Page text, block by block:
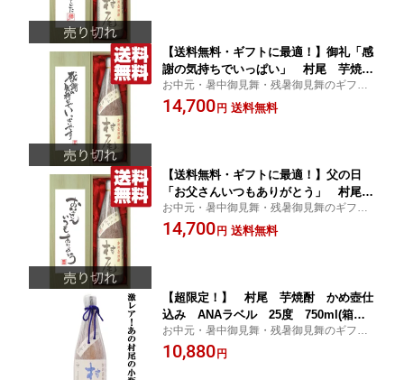
【送料無料・ギフトに最適！】御礼「感
謝の気持ちでいっぱい」 村尾 芋焼
酎 25度 1800ml「豪華桐箱入り」(北
海道・沖縄は送料+990円)
お中元・暑中御見舞・残暑御見舞のギフト
受付中！
14,700 円 送料無料
【送料無料・ギフトに最適！】父の日
「お父さんいつもありがとう」 村尾
芋焼酎 25度 1800ml「豪華桐箱入
り」(北海道・沖縄は送料+990円)
お中元・暑中御見舞・残暑御見舞のギフト
受付中！
14,700 円 送料無料
【超限定！】 村尾 芋焼酎 かめ壺仕
込み ANAラベル 25度 750ml(箱な
し)
お中元・暑中御見舞・残暑御見舞のギフト
受付中！
10,880 円